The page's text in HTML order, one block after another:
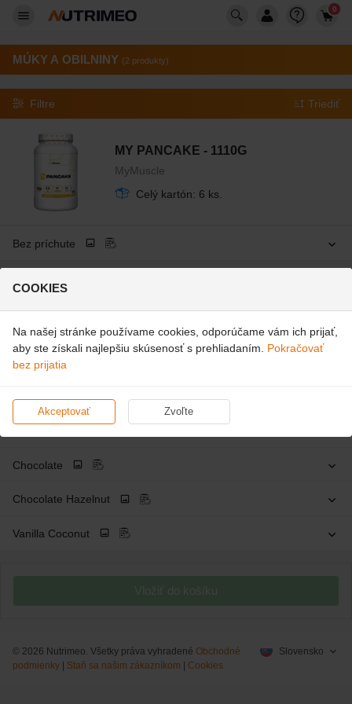
0
MÚKY A OBILNINY (2 produkty)
Filtre Triediť
MY PANCAKE - 1110G
MyMuscle
Celý kartón: 6 ks.
Bez príchute
Celý kartón: 6 ks.
Bez príchute
Chocolate
Chocolate Hazelnut
Vanilla Coconut
© 2026 Nutrimeo. Všetky práva vyhradené Obchodné
podmienky | Staň sa našim zákazníkom | Cookies
Slovensko
COOKIES
Na našej stránke používame cookies, odporúčame vám ich prijať,
aby ste získali najlepšiu skúsenosť s prehliadaním.
Pokračovať
bez prijatia
Akceptovať Zvoľte